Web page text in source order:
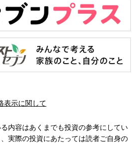
表示に関して
内容はあくまでも投資の参考にしてい
実際の投資にあたっては読者ご自身の